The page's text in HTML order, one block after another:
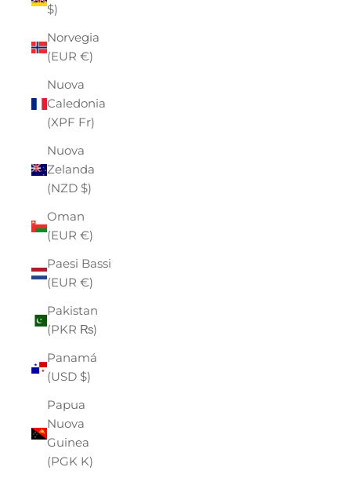
$)
Norvegia
(EUR €)
Nuova
Caledonia
(XPF Fr)
Nuova
Zelanda
(NZD $)
Oman
(EUR €)
Paesi Bassi
(EUR €)
Pakistan
(PKR ₨)
Panamá
(USD $)
Papua
Nuova
Guinea
(PGK K)